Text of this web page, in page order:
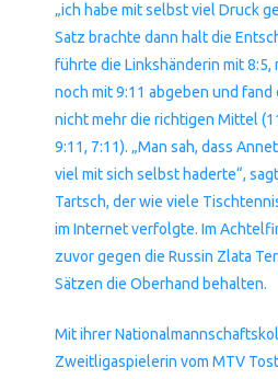
„ich habe mit selbst viel Druck
Satz brachte dann halt die
führte die Linkshänderin mit 8:5,
noch mit 9:11 abgeben und fand
nicht mehr die richtigen Mittel
9:11, 7:11). „Man sah, dass
viel mit sich selbst haderte“,
Tartsch, der wie viele
im Internet verfolgte. Im
zuvor gegen die Russin Zlata
Sätzen die Oberhand behalten.
Mit ihrer
Zweitligaspielerin vom MTV